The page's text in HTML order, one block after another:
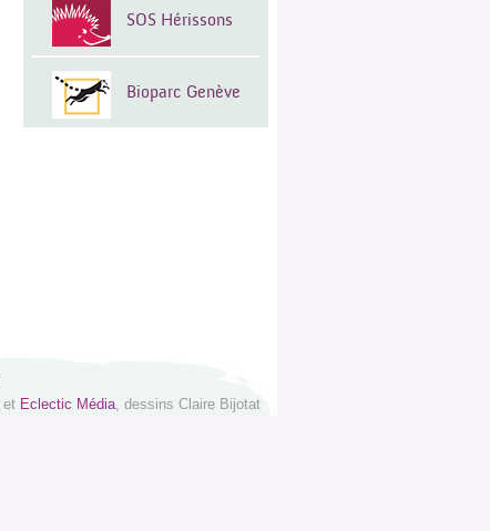
SOS Hérissons
Bioparc Genève
et Eclectic Média, dessins Claire Bijotat